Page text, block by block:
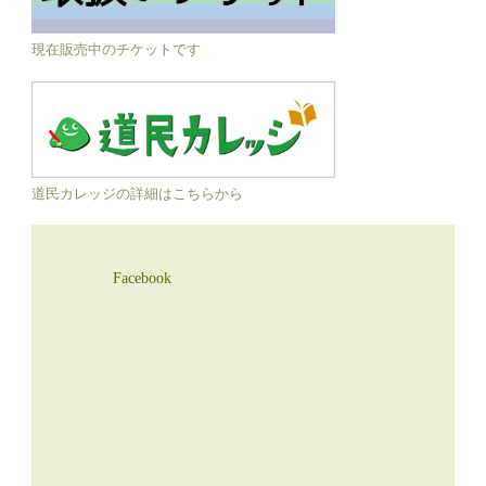
現在販売中のチケットです
道民カレッジの詳細はこちらから
Facebook